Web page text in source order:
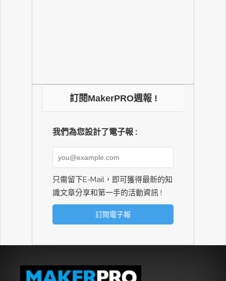
訂閱MakerPRO週報 !
我們為您設計了電子報 :
只需留下E-Mail，即可獲得最新的知
識文章分享和第一手的活動資訊 !